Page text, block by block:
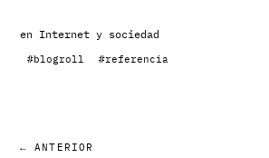
en Internet y sociedad
#blogroll #referencia
← ANTERIOR